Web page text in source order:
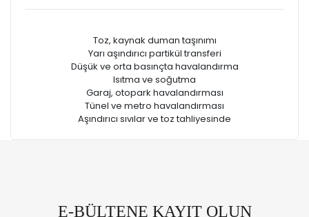
Toz, kaynak duman taşınımı
Yarı aşındırıcı partikül transferi
Düşük ve orta basınçta havalandırma
Isıtma ve soğutma
Garaj, otopark havalandırması
Tünel ve metro havalandırması
Aşındırıcı sıvılar ve toz tahliyesinde
E-BÜLTENE KAYIT OLUN